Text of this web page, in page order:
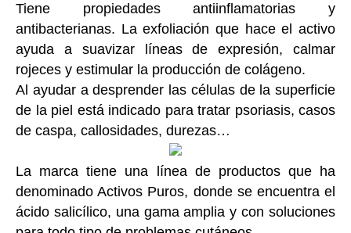
Tiene propiedades antiinflamatorias y
antibacterianas. La exfoliación que hace el activo
ayuda a suavizar líneas de expresión, calmar
rojeces y estimular la producción de colágeno.
Al ayudar a desprender las células de la superficie
de la piel está indicado para tratar psoriasis, casos
de caspa, callosidades, durezas…
La marca tiene una línea de productos que ha
denominado Activos Puros, donde se encuentra el
ácido salicílico, una gama amplia y con soluciones